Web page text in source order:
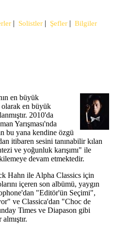
| Solistler | Şefler | Bilgiler
en büyük
olarak en büyük
2010'da
Yarışması'nda
bu yana kendine özgü
itibaren sesini tanınabilir kılan
ve yoğunluk karışımı" ile
devam etmektedir.
Hahn ile Alpha Classics için
içeren son albümü, yaygın
"Editör'ün Seçimi",
ve Classica'dan "Choc de
Times ve Diapason gibi